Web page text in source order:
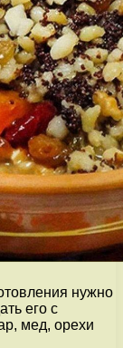
нужно
его с
мед, орехи